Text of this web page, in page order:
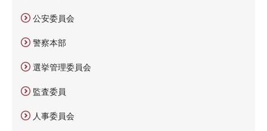
公安委員会
警察本部
選挙管理委員会
監査委員
人事委員会